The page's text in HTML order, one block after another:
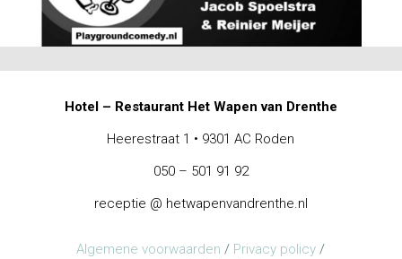
Hotel – Restaurant Het Wapen van Drenthe
Heerestraat 1 • 9301 AC Roden
050 – 501 91 92
receptie @ hetwapenvandrenthe.nl
Algemene voorwaarden / Privacy policy /